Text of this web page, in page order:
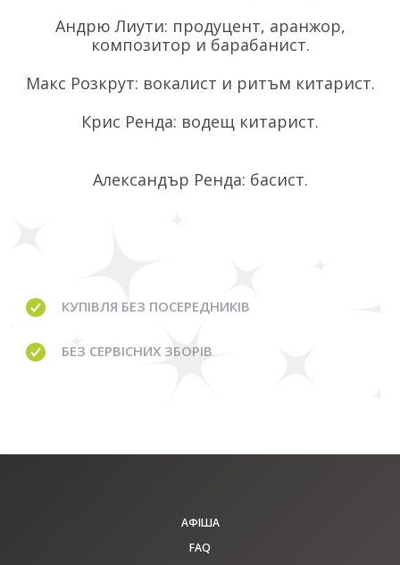
Андрю Лиути: продуцент, аранжор,
композитор и барабанист.
Макс Розкрут: вокалист и ритъм китарист.
Крис Ренда: водещ китарист.
Александър Ренда: басист.
КУПІВЛЯ БЕЗ ПОСЕРЕДНИКІВ
БЕЗ СЕРВІСНИХ ЗБОРІВ
АФІША
FAQ